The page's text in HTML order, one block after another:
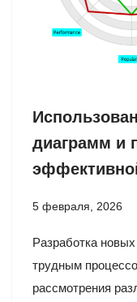
диаграмм и
5 февраля, 2026
Разработка
трудным
рассмотрения